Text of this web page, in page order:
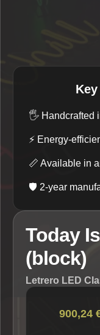
🖐️ Handcrafted
⚡ Energy-
📏 Available in
🛡️ 2-year
Today
(block)
Letrero LED
900,24